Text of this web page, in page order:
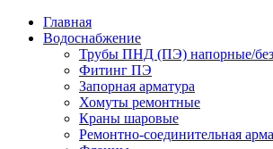
Главная
Водоснабжение
Трубы ПНД (ПЭ) напорные/
Фитинг ПЭ
Запорная арматура
Хомуты ремонтные
Краны шаровые
Ремонтно-соединительная